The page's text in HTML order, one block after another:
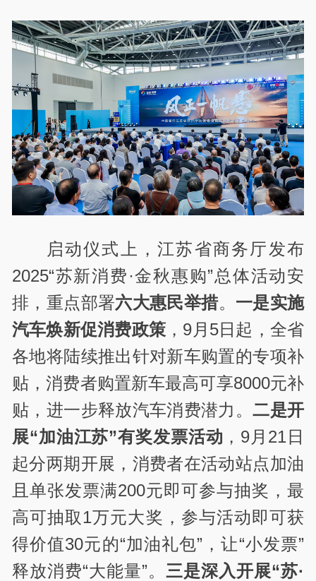
启动仪式上，江苏省商务厅发布
2025“苏新消费·金秋惠购”总体活动安
排，重点部署六大惠民举措。 一是实施
汽车焕新促消费政策 ， 9 月 5日起，全省
各地将陆续推出针对新车购置的专项补
贴，消费者购置新车最高可享8000元补
贴，进一步释放汽车消费潜力。二是开
展“加油江苏”有奖发票活动 ， 9 月 21日
起分两期开展，消费者在活动站点加油
且单张发票满200元即可参与抽奖，最
高可抽取1万元大奖，参与活动即可获
得价值30元的“加油礼包”，让“小发票”
释放消费“大能量”。 三是深入开展“苏·